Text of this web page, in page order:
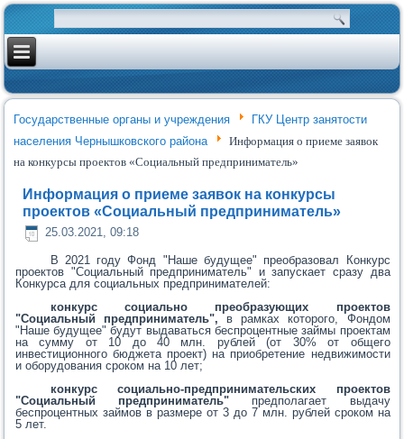
Государственные органы и учреждения
ГКУ Центр занятости
населения Чернышковского района
Информация о приеме заявок
на конкурсы проектов «Социальный предприниматель»
Информация о приеме заявок на конкурсы
проектов «Социальный предприниматель»
25.03.2021, 09:18
В 2021 году Фонд "Наше будущее" преобразовал Конкурс
проектов "Социальный предприниматель" и запускает сразу два
Конкурса для социальных предпринимателей:
конкурс социально преобразующих проектов
"Социальный предприниматель", в рамках которого, Фондом
"Наше будущее" будут выдаваться беспроцентные займы проектам
на сумму от 10 до 40 млн. рублей (от 30% от общего
инвестиционного бюджета проект) на приобретение недвижимости
и оборудования сроком на 10 лет;
конкурс социально-предпринимательских проектов
"Социальный предприниматель" предполагает выдачу
беспроцентных займов в размере от 3 до 7 млн. рублей сроком на
5 лет.